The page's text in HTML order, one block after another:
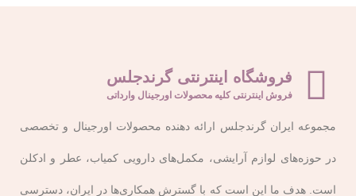
فروشگاه اینترنتی گرندجلس
فروش اینترنتی کلیه محصولات اورجینال وارداتی
مجموعه ایران گرندجلس ارائه‌ دهنده محصولات اورجینال و تخصصی
در حوزه‌های لوازم آرایشی، مکمل‌های دارویی کمیاب، عطر و ادکلن
است. هدف ما این است که با گسترش همکاری‌ها در ایران، دسترسی